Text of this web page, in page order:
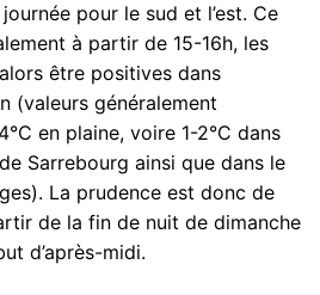
pour le sud et l’est. Ce
à partir de 15-16h, les
être positives dans
(valeurs généralement
en plaine, voire 1-2°C dans
Sarrebourg ainsi que dans le
La prudence est donc de
de la fin de nuit de dimanche
d’après-midi.